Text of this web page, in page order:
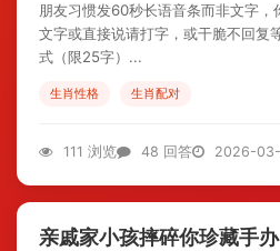
朋友习惯发60秒长语音条而非文字
文字或直接说请打字，或干脆不回复
式（限25字）...
生肖性格 生肖配对
111 浏览 48 回答 2026-03-
亲戚家小孩摔碎你珍藏手